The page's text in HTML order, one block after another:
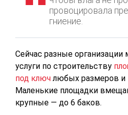
провоцировала
гниение.
Сейчас разные организации
услуги по строительству
под ключлюбых размеров и
Маленькие площадки
крупные — до 6 баков.